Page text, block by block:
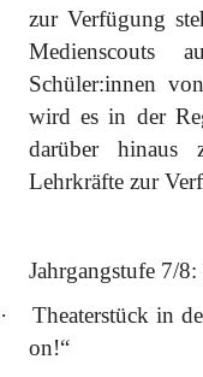
zur Verfügung
Medienscouts
Schüler:innen
wird es in der
darüber hinaus
Lehrkräfte zur
Jahrgangstufe 7/
·
Theaterstück in
on!“